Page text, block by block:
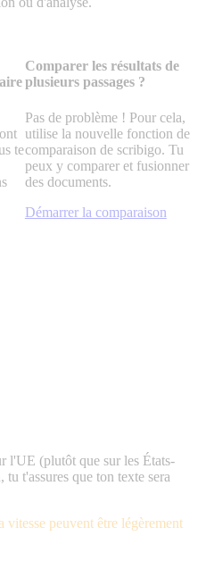
te
Comparer les résultats de
plusieurs passages ?
Pas de problème ! Pour cela,
utilise la nouvelle fonction de
comparaison de scribigo. Tu
peux y comparer et fusionner
des documents.
Démarrer la comparaison
l'UE (plutôt que sur les États-
t'assures que ton texte sera
peuvent être légèrement